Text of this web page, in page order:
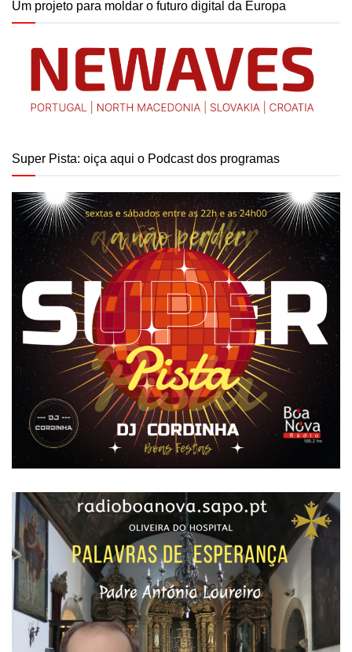
Um projeto para moldar o futuro digital da Europa
Super Pista: oiça aqui o Podcast dos programas